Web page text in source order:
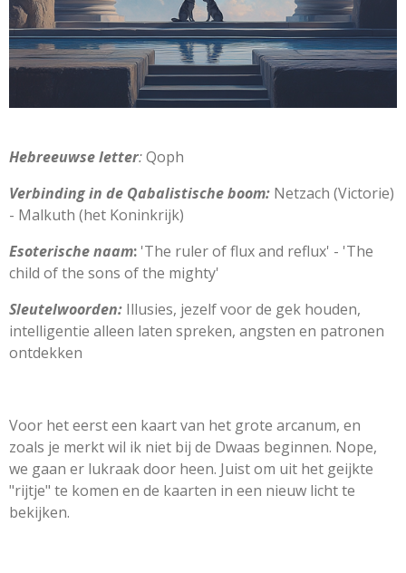
Hebreeuwse letter:Qoph
Verbinding in de Qabalistische boom: Netzach (Victorie)
- Malkuth (het Koninkrijk)
Esoterische naam: 'The ruler of flux and reflux' - 'The
child of the sons of the mighty'
Sleutelwoorden: Illusies, jezelf voor de gek houden,
intelligentie alleen laten spreken, angsten en patronen
ontdekken
Voor het eerst een kaart van het grote arcanum, en
zoals je merkt wil ik niet bij de Dwaas beginnen. Nope,
we gaan er lukraak door heen. Juist om uit het geijkte
"rijtje" te komen en de kaarten in een nieuw licht te
bekijken.